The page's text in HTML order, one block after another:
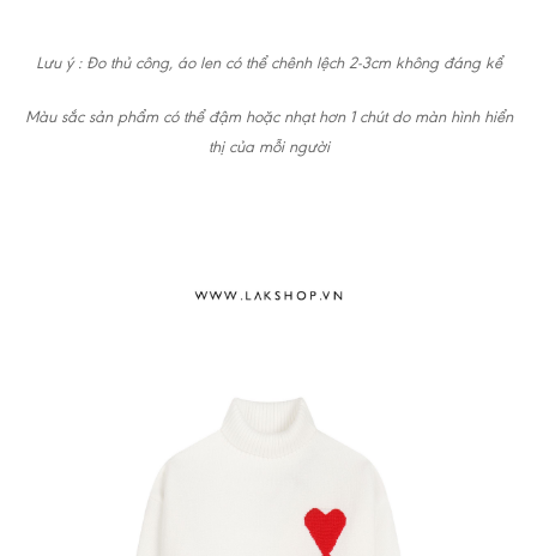
Lưu ý : Đo thủ công, áo len có thể chênh lệch 2-3cm không đáng kể
Màu sắc sản phẩm có thể đậm hoặc nhạt hơn 1 chút do màn hình hiển
thị của mỗi người